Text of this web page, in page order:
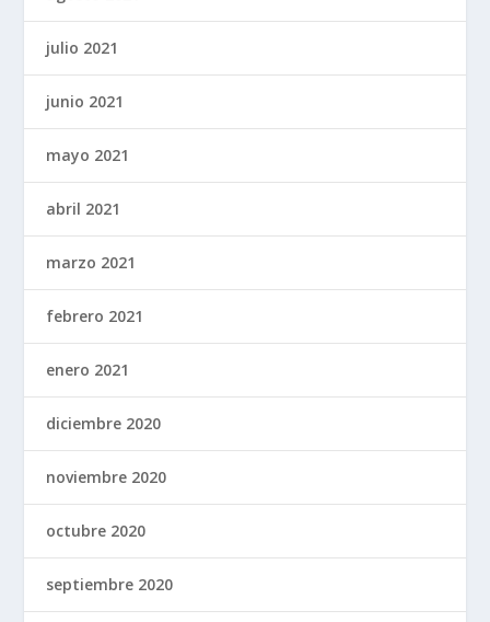
julio 2021
junio 2021
mayo 2021
abril 2021
marzo 2021
febrero 2021
enero 2021
diciembre 2020
noviembre 2020
octubre 2020
septiembre 2020